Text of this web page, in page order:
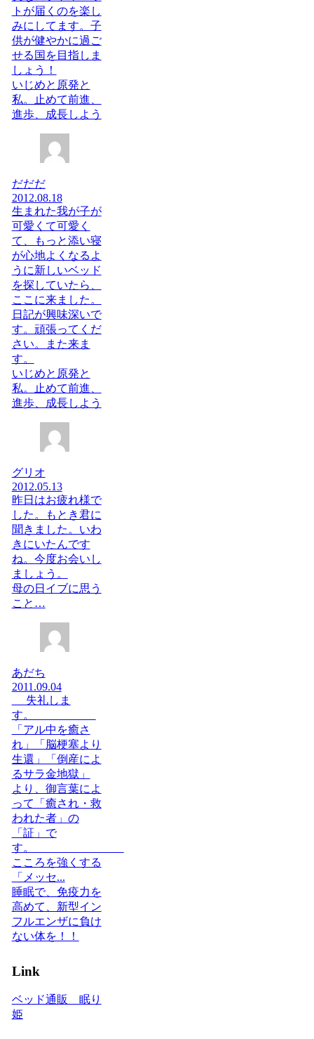
トが届くのを楽し
みにしてます。子
供が健やかに過ご
せる国を目指しま
しょう！
いじめと原発と
私。止めて前進、
進歩、成長しよう
だだだ
2012.08.18
生まれた我が子が
可愛くて可愛く
て、もっと添い寝
が心地よくなるよ
うに新しいベッド
を探していたら、
ここに来ました。
日記が興味深いで
す。頑張ってくだ
さい。また来ま
す。
いじめと原発と
私。止めて前進、
進歩、成長しよう
グリオ
2012.05.13
昨日はお疲れ様で
した。もとき君に
聞きました。いわ
きにいたんです
ね。今度お会いし
ましょう。
母の日イブに思う
こと…
あだち
2011.09.04
失礼しま
す。
「アル中を癒さ
れ」「脳梗塞より
生還」「倒産によ
るサラ金地獄」
より、御言葉によ
って「癒され・救
われた者」の
「証」で
す。
こころを強くする
「メッセ...
睡眠で、免疫力を
高めて、新型イン
フルエンザに負け
ない体を！！
Link
ベッド通販 眠り
姫